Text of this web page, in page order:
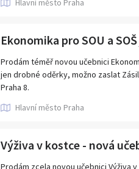
Hlavní město Praha
Ekonomika pro SOU a
Prodám téměř novou učebnici
jen drobné oděrky, možno zaslat
Praha 8.
Hlavní město Praha
Výživa v kostce - nová
Prodám zcela novou učebnici Výživa